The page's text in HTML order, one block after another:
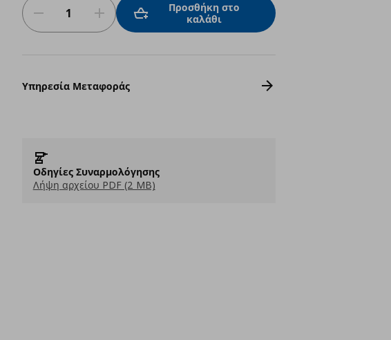
Προσθήκη στο
καλάθι
Υπηρεσία Μεταφοράς
Οδηγίες Συναρμολόγησης
Λήψη αρχείου PDF (2 MB)